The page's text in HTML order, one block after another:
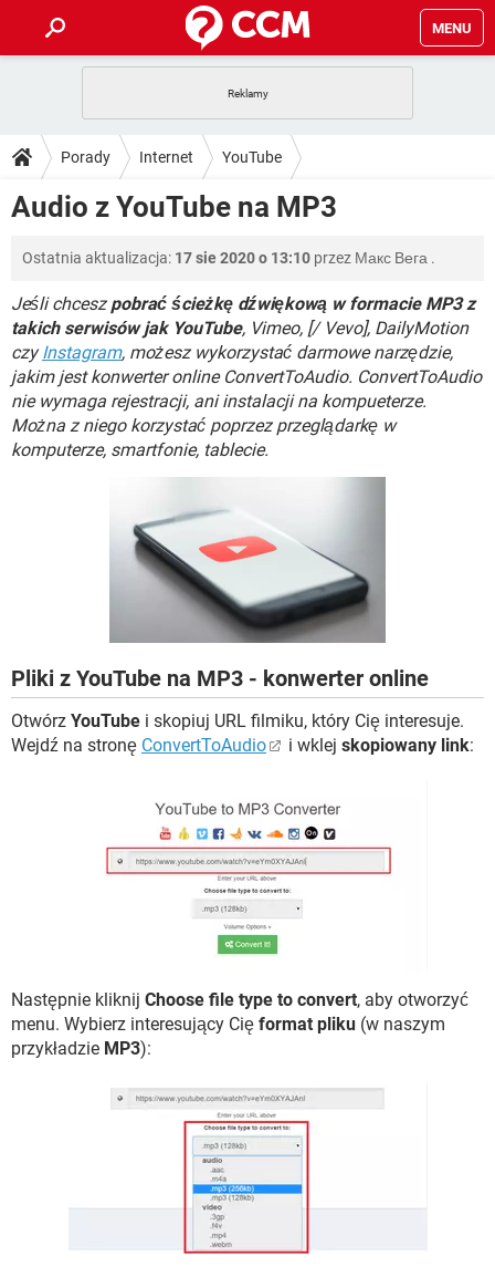
MENU
GRY WHATSAPP
SPOTIFY NETFLIX
PORADY
PlayStation TIKTOK
GRY WHATSAPP
SPOTIFY NETFLIX
INSTAGRAM FACEBOOK
WINDOWS 10
DO POBRANIA
IOS NETFLIX
INSTAGRAM FACEBOOK
WINDOWS 10
FORUM
COVID-19 TIKTOK
GRY WHATSAPP
SPOTIFY NETFLIX
INSTAGRAM FACEBOOK
WINDOWS 10
ARTYKUŁY
COVID-19 TIKTOK
SPOTIFY NETFLIX
INSTAGRAM
Porady Internet YouTube
Audio z YouTube na MP3
Ostatnia aktualizacja: 17 sie 2020 o 13:10 przez Макс Вега .
Jeśli chcesz pobrać ścieżkę dźwiękową w formacie MP3 z
takich serwisów jak YouTube, Vimeo, [/ Vevo], DailyMotion
czyInstagram, możesz wykorzystać darmowe narzędzie,
jakim jest konwerter online ConvertToAudio. ConvertToAudio
nie wymaga rejestracji, ani instalacji na kompueterze.
Można z niego korzystać poprzez przeglądarkę w
komputerze, smartfonie, tablecie.
Pliki z YouTube na MP3 - konwerter online
Otwórz YouTube i skopiuj URL filmiku, który Cię interesuje.
Wejdź na stronę ConvertToAudio i wklej skopiowany link:
Następnie kliknij Choose file type to convert, aby otworzyć
menu. Wybierz interesujący Cię format pliku (w naszym
przykładzie MP3):